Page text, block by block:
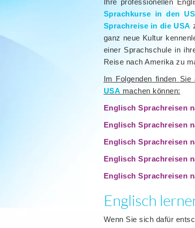
Ihre professionellen
Sprachkurse in den
Sprachreise in die USA
ganz neue Kultur
einer Sprachschule in
Reise nach Amerika zu
Im Folgenden finden
USA machen können:
Englisch Sprachreisen
Englisch Sprachreisen
Englisch Sprachreisen
Englisch Sprachreisen
Englisch Sprachreisen
Englisch
Wenn Sie sich dafür